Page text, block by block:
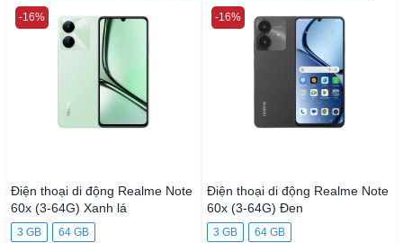
Điện thoại di động Realme Note
60x (3-64G) Xanh lá
3 GB 64 GB
-16%
Điện thoại di động Realme Note
60x (3-64G) Đen
3 GB 64 GB
-16%